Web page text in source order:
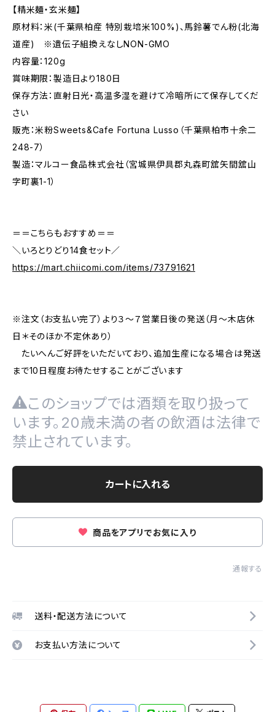
【精米麺・玄米麺】
原材料：米(千葉県柏産 特別栽培米100%)、馬鈴薯でん粉(北海
道産) ※遺伝子組換えなしNON-GMO
内容量：120g
賞味期限：製造日より180日
保存方法：直射日光・高温多湿を避けて冷暗所にて保存してくだ
さい
販売：米粉Sweets&Cafe Fortuna Lusso（千葉県柏市十余二
248-7）
製造：マルコー食品株式会社（宮城県伊具郡丸森町舘矢間舘山
字町裏1-1）
＝＝こちらもおすすめ＝＝
＼いろとりどり14食セット／
https://mart.chiicomi.com/items/73791621
※注文（お支払い完了）より３～７営業日後の発送（月～木店休
日＊そのほか不定休あり）
たいへんご好評をいただいており、追加生産になる場合は発送
まで10日程度お待たせすることがございます
このショップでは酒類を取り扱って
います。20歳未満の者の飲酒は法律で
禁止されています。
カートに入れる
商品をアプリでお気に入り
通報する
送料・配送方法について
お支払い方法について